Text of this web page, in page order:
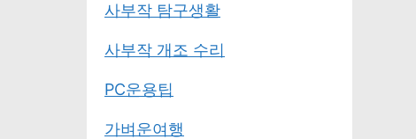
사부작 탐구생활
사부작 개조 수리
PC운용팁
가벼운여행